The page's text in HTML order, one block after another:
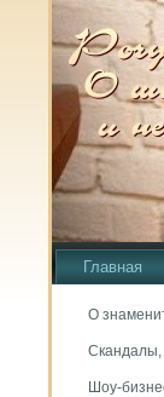
Главная
О
Скандалы,
Шоу-